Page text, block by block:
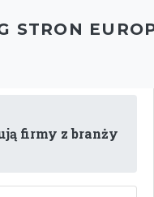
STRON
firmy z branży